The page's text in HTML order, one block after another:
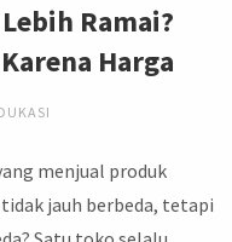
Ramai?
Harga
menjual produk
jauh berbeda, tetapi